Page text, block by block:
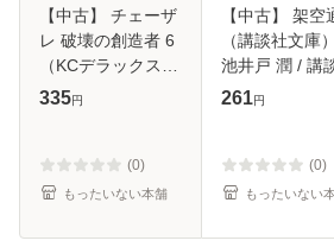
【中古】 チェーザ
レ 破壊の創造者 6
（KCデラックス）
/ 惣領 冬実 / 講談
335円
(0)
もったいない本舗
【中古】 架空
（講談社文庫
池井戸 潤 / 講
[文庫]【メール
261円
(0)
もったいない